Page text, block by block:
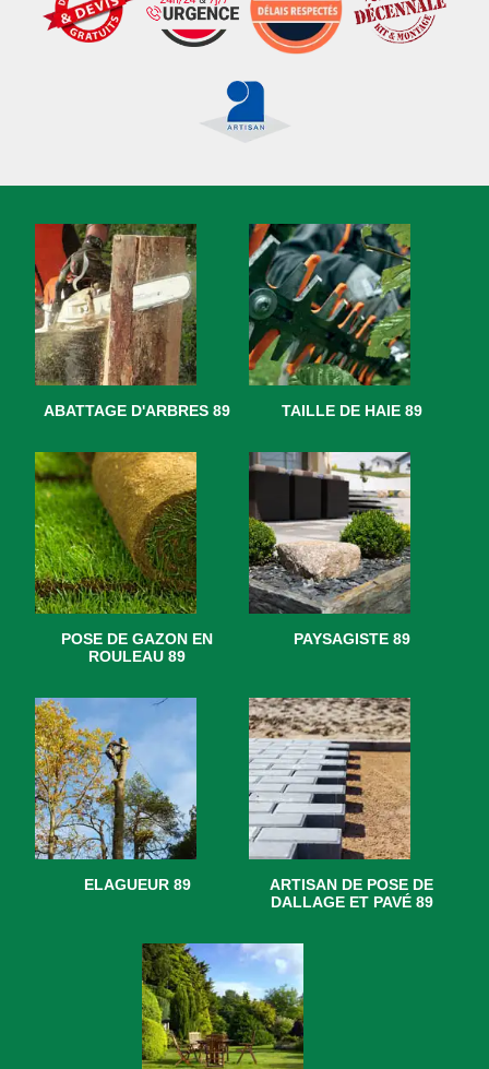
ABATTAGE D'ARBRES 89 TAILLE DE HAIE 89
POSE DE GAZON EN
ROULEAU 89
PAYSAGISTE 89
ELAGUEUR 89
ARTISAN DE POSE DE
DALLAGE ET PAVÉ 89